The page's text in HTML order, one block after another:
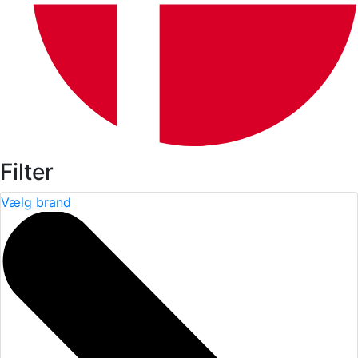
Filter
Vælg brand